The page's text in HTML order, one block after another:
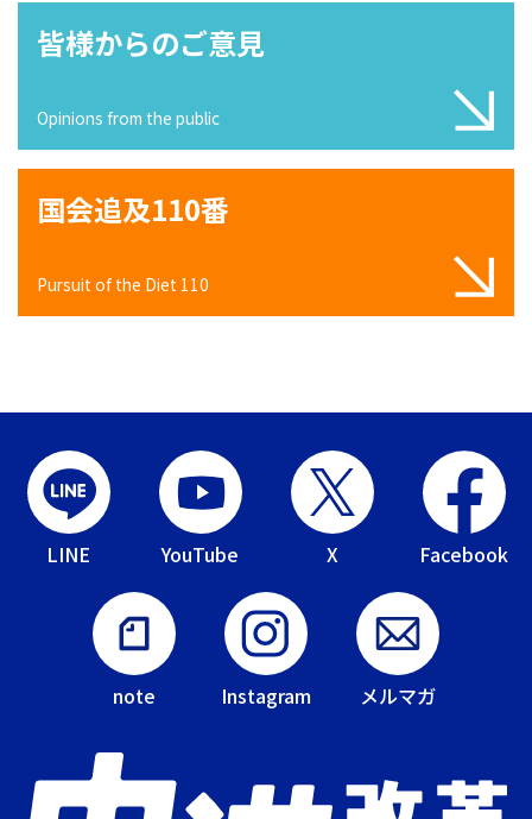
皆様からのご意見
Opinions from the public
国会追及110番
Pursuit of the Diet 110
LINE YouTube X Facebook
note Instagram メルマガ